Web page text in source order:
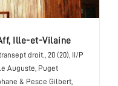
, Ille-et-Vilaine
droit.
, 20 (20), II/P
Auguste, Puget
& Pesce Gilbert,